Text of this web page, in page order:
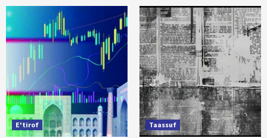
E'tirof Taassuf